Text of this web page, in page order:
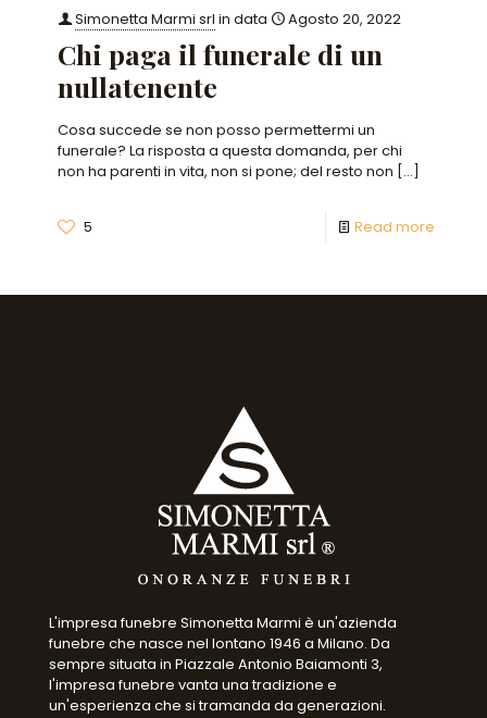
Simonetta Marmi srl in data Agosto 20, 2022
Chi paga il funerale di un
nullatenente
Cosa succede se non posso permettermi un
funerale? La risposta a questa domanda, per chi
non ha parenti in vita, non si pone; del resto non […]
5 Read more
L'impresa funebre Simonetta Marmi è un'azienda
funebre che nasce nel lontano 1946 a Milano. Da
sempre situata in Piazzale Antonio Baiamonti 3,
l'impresa funebre vanta una tradizione e
un'esperienza che si tramanda da generazioni.